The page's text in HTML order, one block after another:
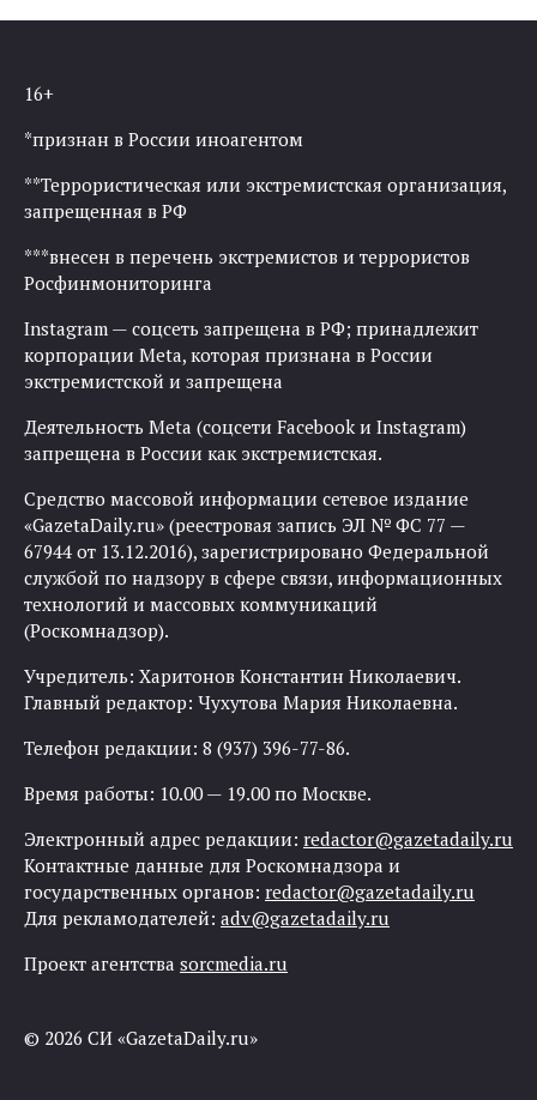
16+
*признан в России иноагентом
**Террористическая или экстремистская организация,
запрещенная в РФ
***внесен в перечень экстремистов и террористов
Росфинмониторинга
Instagram — соцсеть запрещена в РФ; принадлежит
корпорации Meta, которая признана в России
экстремистской и запрещена
Деятельность Meta (соцсети Facebook и Instagram)
запрещена в России как экстремистская.
Средство массовой информации сетевое издание
«GazetaDaily.ru» (реестровая запись ЭЛ № ФС 77 —
67944 от 13.12.2016), зарегистрировано Федеральной
службой по надзору в сфере связи, информационных
технологий и массовых коммуникаций
(Роскомнадзор).
Учредитель: Харитонов Константин Николаевич.
Главный редактор: Чухутова Мария Николаевна.
Телефон редакции: 8 (937) 396-77-86.
Время работы: 10.00 — 19.00 по Москве.
Электронный адрес редакции: redactor@gazetadaily.ru
Контактные данные для Роскомнадзора и
государственных органов: redactor@gazetadaily.ru
Для рекламодателей: adv@gazetadaily.ru
Проект агентства sorcmedia.ru
© 2026 СИ «GazetaDaily.ru»